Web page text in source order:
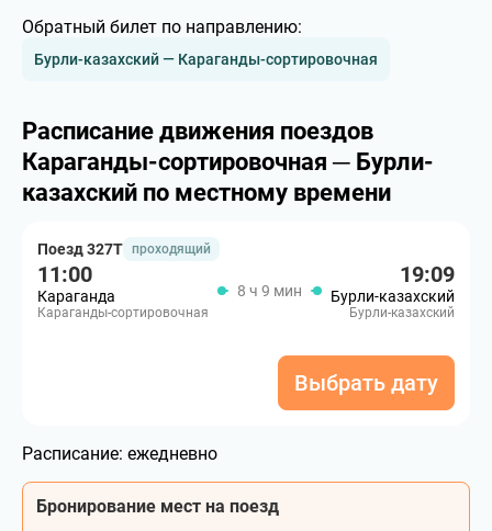
Обратный билет по направлению:
Бурли-казахский — Караганды-сортировочная
Расписание движения поездов
Караганды-сортировочная ─ Бурли-
казахский по местному времени
Поезд 327Т проходящий
11:00
Караганда
Караганды-сортировочная
8 ч 9 мин
19:09
Бурли-казахский
Бурли-казахский
Выбрать дату
Расписание: ежедневно
Бронирование мест на поезд